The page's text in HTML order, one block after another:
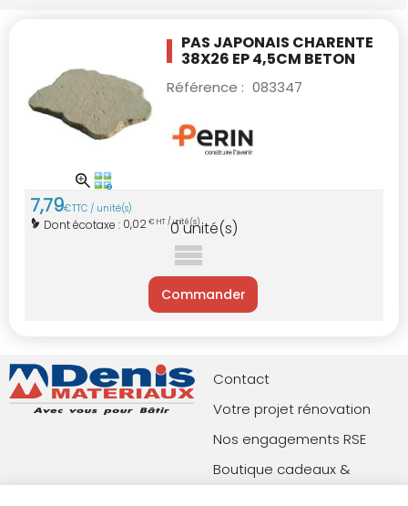
PAS JAPONAIS CHARENTE
38X26 EP 4,5CM BETON
Référence : 083347
7,79€TTC / unité(s)
Dont écotaxe : 0,02€ HT / unité(s)
0 unité(s)
Commander
Contact
Votre projet rénovation
Nos engagements RSE
Boutique cadeaux &